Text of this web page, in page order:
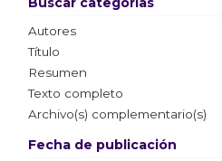
Autores
Título
Resumen
Texto completo
Archivo(s) complementario(s)
Fecha de publicación